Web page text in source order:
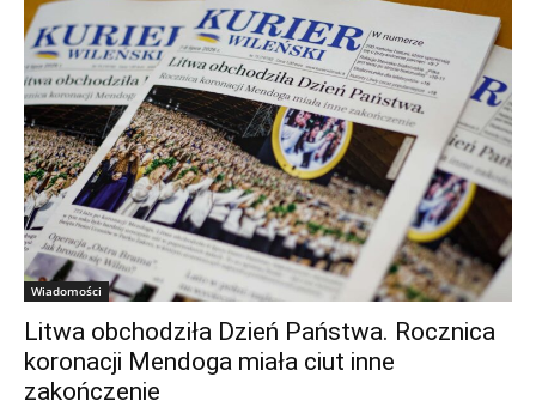
Wiadomości
Litwa obchodziła Dzień Państwa. Rocznica
koronacji Mendoga miała ciut inne
zakończenie